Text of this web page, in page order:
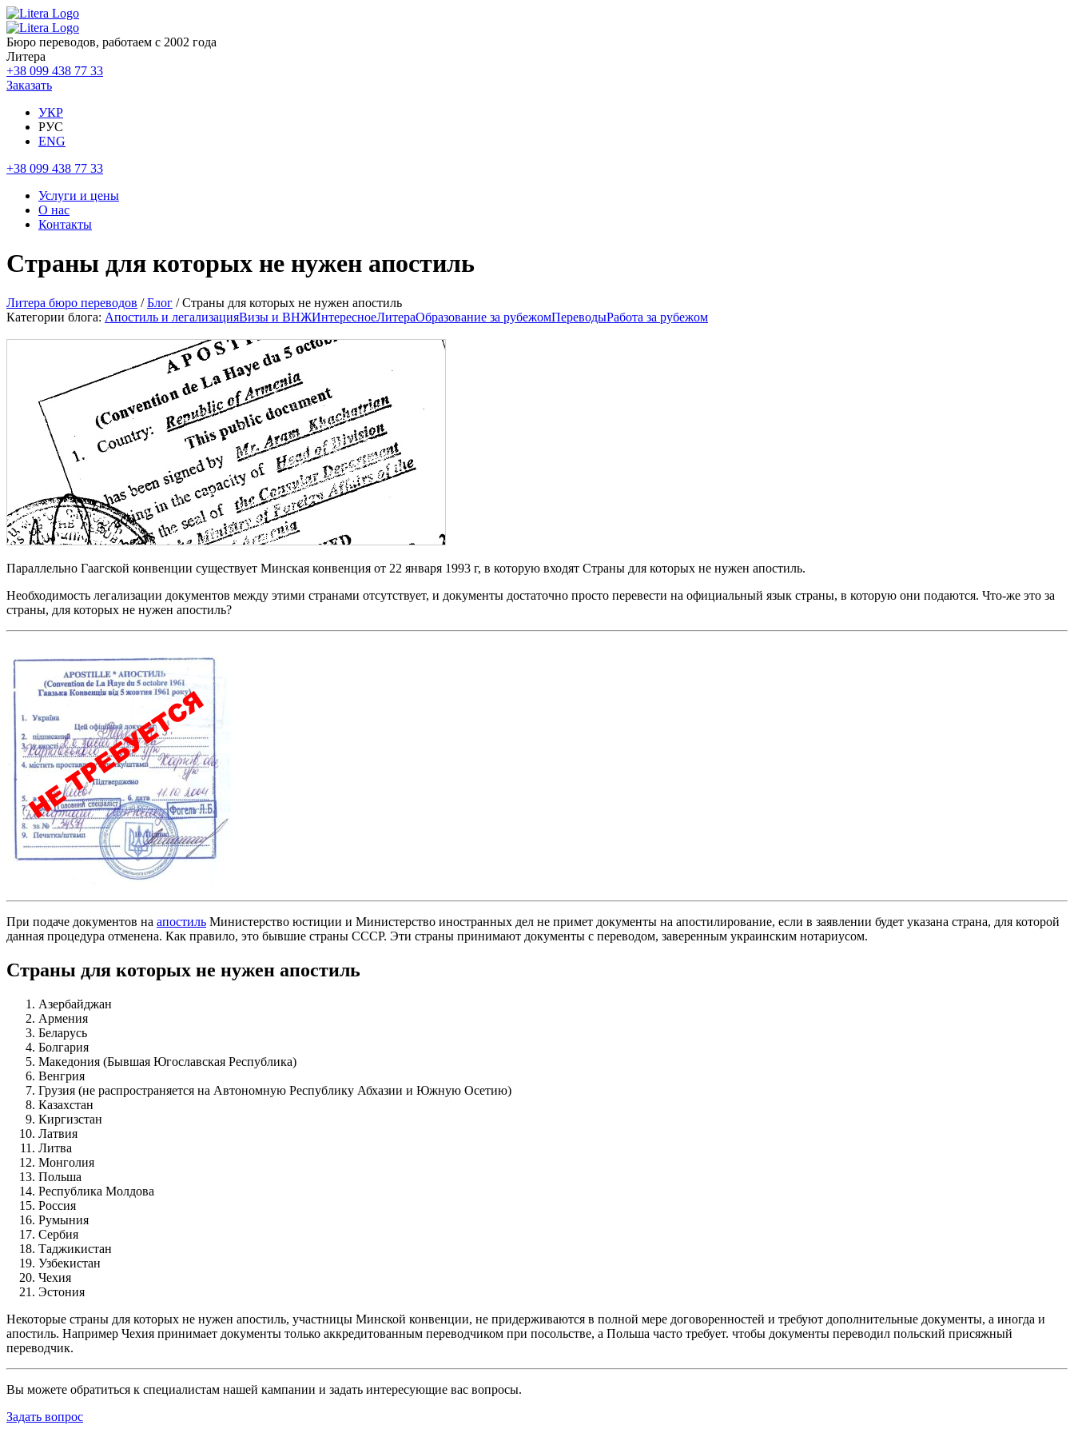
Бюро переводов, работаем с 2002 года
Литера
+38 099 438 77 33
Заказать
УКР
РУС
ENG
+38 099 438 77 33
Услуги и цены
О нас
Контакты
Страны для которых не нужен апостиль
Литера бюро переводов /Блог / Страны для которых не нужен апостиль
Категории блога: Апостиль и легализацияВизы и ВНЖИнтересноеЛитераОбразование за рубежомПереводыРабота за рубежом
Параллельно Гаагской конвенции существует Минская конвенция от 22 января 1993 г, в которую входят Страны для которых не нужен апостиль.
Необходимость легализации документов между этими странами отсутствует, и документы достаточно просто перевести на официальный язык страны, в которую они подаются. Что-же это за
страны, для которых не нужен апостиль?
При подаче документов на апостиль Министерство юстиции и Министерство иностранных дел не примет документы на апостилирование, если в заявлении будет указана страна, для которой
данная процедура отменена. Как правило, это бывшие страны СССР. Эти страны принимают документы с переводом, заверенным украинским нотариусом.
Страны для которых не нужен апостиль
Азербайджан
Армения
Беларусь
Болгария
Македония (Бывшая Югославская Республика)
Венгрия
Грузия (не распространяется на Автономную Республику Абхазии и Южную Осетию)
Казахстан
Киргизстан
Латвия
Литва
Монголия
Польша
Республика Молдова
Россия
Румыния
Сербия
Таджикистан
Узбекистан
Чехия
Эстония
Некоторые страны для которых не нужен апостиль, участницы Минской конвенции, не придерживаются в полной мере договоренностей и требуют дополнительные документы, а иногда и
апостиль. Например Чехия принимает документы только аккредитованным переводчиком при посольстве, а Польша часто требует. чтобы документы переводил польский присяжный
переводчик.
Вы можете обратиться к специалистам нашей кампании и задать интересующие вас вопросы.
Задать вопрос